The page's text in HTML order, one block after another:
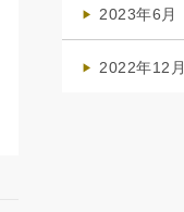
2023年6月
2022年12月